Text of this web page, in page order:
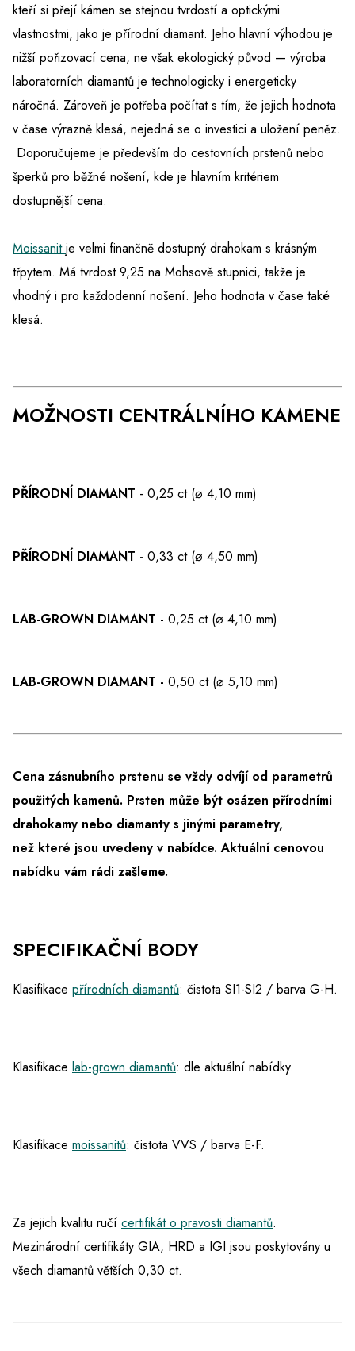
kteří si přejí kámen se stejnou tvrdostí a optickými
vlastnostmi, jako je přírodní diamant. Jeho hlavní výhodou je
nižší pořizovací cena, ne však ekologický původ — výroba
laboratorních diamantů je technologicky i energeticky
náročná. Zároveň je potřeba počítat s tím, že jejich hodnota
v čase výrazně klesá, nejedná se o investici a uložení peněz.
Doporučujeme je především do cestovních prstenů nebo
šperků pro běžné nošení, kde je hlavním kritériem
dostupnější cena.
Moissanit je velmi finančně dostupný drahokam s krásným
třpytem. Má tvrdost 9,25 na Mohsově stupnici, takže je
vhodný i pro každodenní nošení. Jeho hodnota v čase také
klesá.
MOŽNOSTI CENTRÁLNÍHO KAMENE
PŘÍRODNÍ DIAMANT - 0,25 ct (⌀ 4,10 mm)
PŘÍRODNÍ DIAMANT - 0,33 ct (⌀ 4,50 mm)
LAB-GROWN DIAMANT - 0,25 ct (⌀ 4,10 mm)
LAB-GROWN DIAMANT - 0,50 ct (⌀ 5,10 mm)
Cena zásnubního prstenu se vždy odvíjí od parametrů
použitých kamenů. Prsten může být osázen přírodními
drahokamy nebo diamanty s jinými parametry,
než které jsou uvedeny v nabídce.Aktuální cenovou
nabídku vám rádi zašleme.
SPECIFIKAČNÍ BODY
Klasifikace přírodních diamantů: čistota SI1-SI2 / barva G-H.
Klasifikace lab-grown diamantů: dle aktuální nabídky.
Klasifikace moissanitů: čistota VVS / barva E-F.
Za jejich kvalitu ručí certifikát o pravosti diamantů.
Mezinárodní certifikáty GIA, HRD a IGI jsou poskytovány u
všech diamantů větších 0,30 ct.